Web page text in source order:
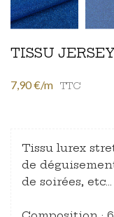
TISSU
7,90 €/m TTC
Tissu lurex
de
de soirées, etc...